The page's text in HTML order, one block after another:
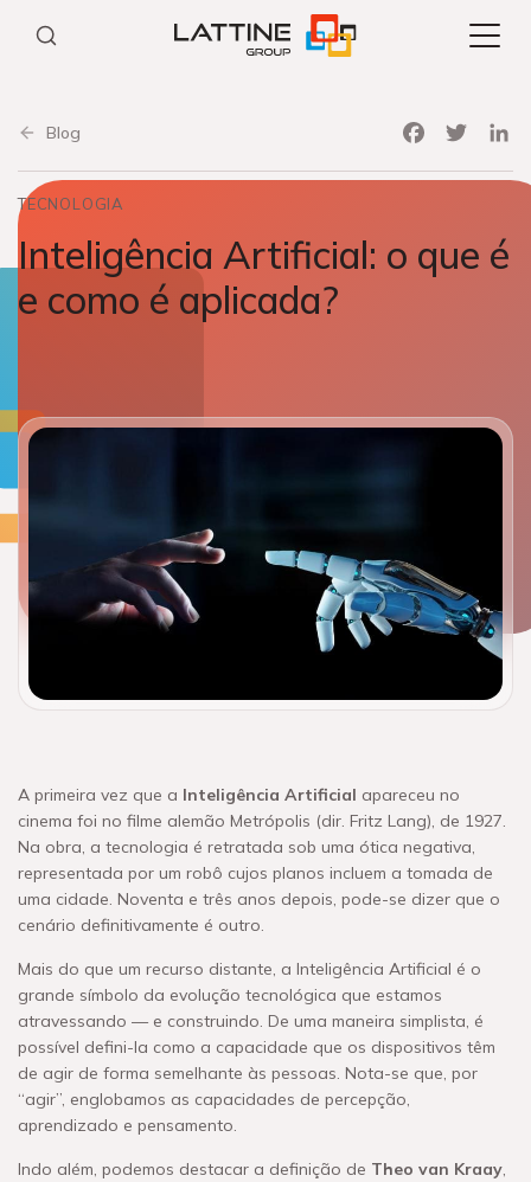
Blog
FacebookTwitter
TECNOLOGIA
Inteligência Artificial: o que é
e como é aplicada?
A primeira vez que a Inteligência Artificial apareceu no
cinema foi no filme alemão Metrópolis (dir. Fritz Lang), de 1927.
Na obra, a tecnologia é retratada sob uma ótica negativa,
representada por um robô cujos planos incluem a tomada de
uma cidade. Noventa e três anos depois, pode-se dizer que o
cenário definitivamente é outro.
Mais do que um recurso distante, a Inteligência Artificial é o
grande símbolo da evolução tecnológica que estamos
atravessando — e construindo. De uma maneira simplista, é
possível defini-la como a capacidade que os dispositivos têm
de agir de forma semelhante às pessoas. Nota-se que, por
“agir”, englobamos as capacidades de percepção,
aprendizado e pensamento.
Indo além, podemos destacar a definição de Theo van Kraay,